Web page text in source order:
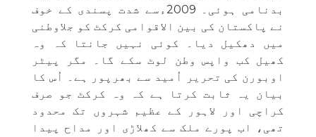
بدنامی ہوئی۔ 2009ءسے شدت پسندی کے خوف
نے پاکستان کی بین الاقوامی کرکٹ کو جلاوطنی
میں دھکیل دیا۔ کوئی نہیں جانتا کہ وہ
کھیل کب واپس وطن لوٹ سکے گا۔ مگر پیٹر
اوبورن کی تحریر اُمید سے بھرپور ہے۔ اُس کا
بیان یہ ثابت کرتا ہے کہ وہ کرکٹ جو صرف
کراچی اور لاہور کے عظیم شہروں تک محدود
تھی، اب پورے ملک سے کھلاڑی اور مداح پیدا